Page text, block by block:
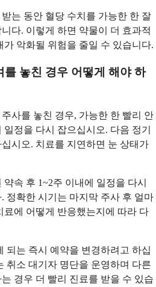
는 동안 혈당 수치를 가능한 한 잘
다. 이렇게 하면 약물이 더 효과적
가 악화될 위험을 줄일 수 있습니다.
를 놓친 경우 어떻게 해야 하
사를 놓친 경우, 가능한 한 빨리 안
정을 다시 잡으십시오. 다음 정기
시오. 치료를 지연하면 눈 상태가
속 후 1~2주 이내에 일정을 다시
정확한 시기는 마지막 주사 후 얼마
료에 어떻게 반응했는지에 따라 다
되는 즉시 예약을 변경하려고 하십
취소 대기자 명단을 운영하며 다른
경우 더 빨리 진료를 받을 수 있습